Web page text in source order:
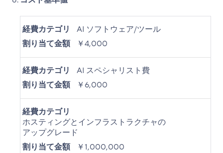
経費カテゴリ
AI ソフトウェア/ツール
割り当て金額
￥4,000
経費カテゴリ
AI スペシャリスト費
割り当て金額
￥6,000
経費カテゴリ
ホスティングとインフラストラクチャの
アップグレード
割り当て金額
￥1,000,000